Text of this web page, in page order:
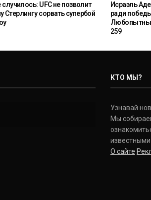
случилось: UFC не позволит
сорвать супербой
Исраэль
ради
259
КТО МЫ?
Узнавай
Мы
О сайте